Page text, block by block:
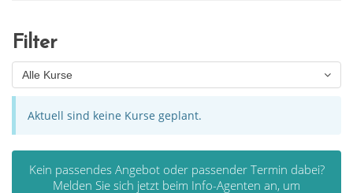
Filter
Alle Kurse
Aktuell sind keine Kurse geplant.
Kein passendes Angebot oder passender Termin dabei?
Melden Sie sich jetzt beim Info-Agenten an, um